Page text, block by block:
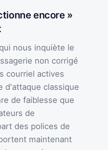
encore »
nous inquiète le
non corrigé
courriel actives
d'attaque classique
de faiblesse que
de
des polices de
maintenant